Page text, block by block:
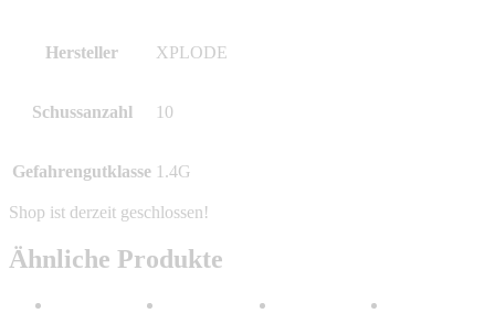
Hersteller XPLODE
Schussanzahl 10
Gefahrengutklasse 1.4G
Ähnliche Produkte